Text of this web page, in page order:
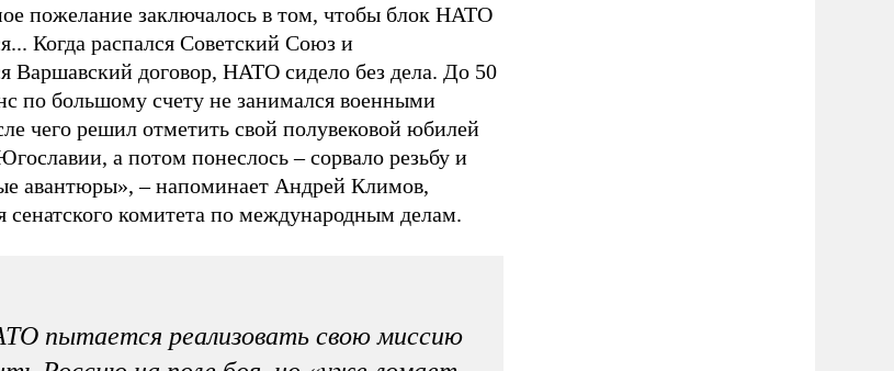
пожелание заключалось в том, чтобы блок НАТО
Когда распался Советский Союз и
Варшавский договор, НАТО сидело без дела. До 50
по большому счету не занимался военными
чего решил отметить свой полувековой юбилей
а потом понеслось – сорвало резьбу и
авантюры», – напоминает Андрей Климов,
сенатского комитета по международным делам.
пытается реализовать свою миссию